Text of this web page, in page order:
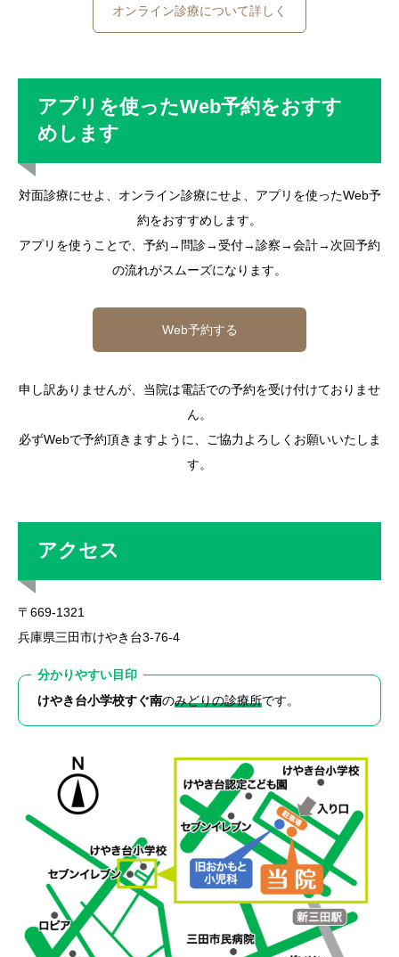
オンライン診療について詳しく
アプリを使ったWeb予約をおすす
めします
対面診療にせよ、オンライン診療にせよ、アプリを使ったWeb予
約をおすすめします。
アプリを使うことで、予約→問診→受付→診察→会計→次回予約
の流れがスムーズになります。
Web予約する
申し訳ありませんが、当院は電話での予約を受け付けておりませ
ん。
必ずWebで予約頂きますように、ご協力よろしくお願いいたしま
す。
アクセス
〒669-1321
兵庫県三田市けやき台3-76-4
分かりやすい目印
けやき台小学校すぐ南のみどりの診療所です。